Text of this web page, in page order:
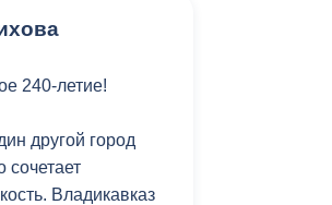
240-летие!
другой город
Владикавказ